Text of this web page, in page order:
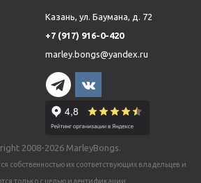
Казань, ул. Баумана, д. 72
+7 (917) 916-0-420
marley.bongs@yandex.ru
2008-2026 MarleyBongs.
собственностью их соответствующих владельцев и
только с целью идентификации.